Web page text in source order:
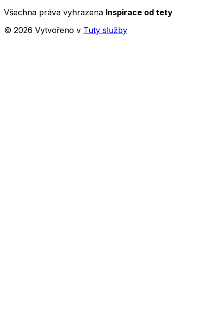
Všechna práva vyhrazena Inspirace od tety
© 2026 Vytvořeno v Tuty služby